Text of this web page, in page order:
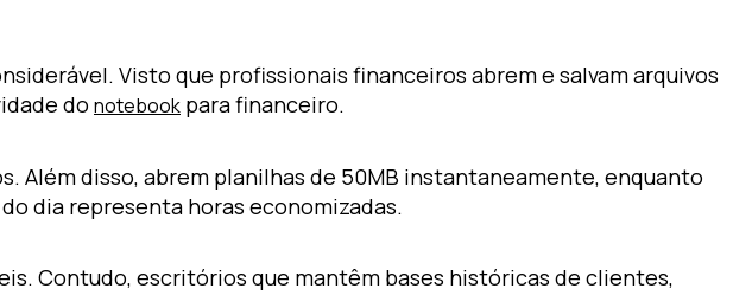
Visto que profissionais financeiros abrem e salvam arquivos
do notebook para financeiro.
Além disso, abrem planilhas de 50MB instantaneamente, enquanto
dia representa horas economizadas.
Contudo, escritórios que mantêm bases históricas de clientes,